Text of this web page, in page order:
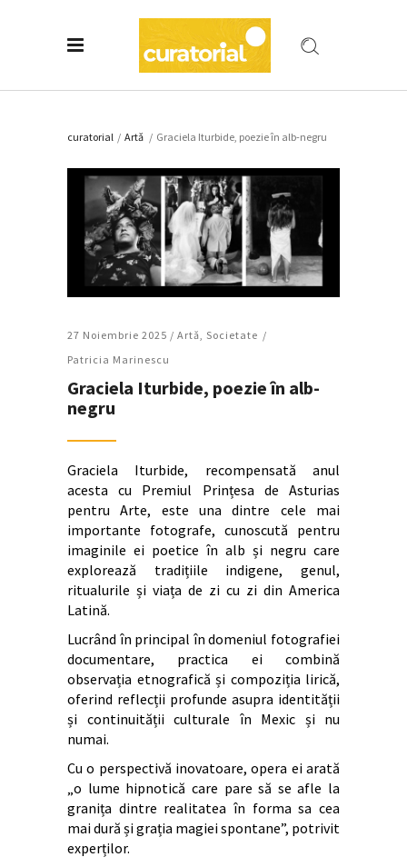
curatorial / Artǎ / Graciela Iturbide, poezie în alb-negru
27 Noiembrie 2025 / Artǎ, Societate
Patricia Marinescu
Graciela Iturbide, poezie în alb-
negru
Graciela Iturbide, recompensată anul
acesta cu Premiul Prințesa de Asturias
pentru Arte, este una dintre cele mai
importante fotografe, cunoscută pentru
imaginile ei poetice în alb și negru care
explorează tradițiile indigene, genul,
ritualurile și viața de zi cu zi din America
Latină.
Lucrând în principal în domeniul fotografiei
documentare, practica ei combină
observația etnografică și compoziția lirică,
oferind reflecții profunde asupra identității
și continuității culturale în Mexic și nu
numai.
Cu o perspectivă inovatoare, opera ei arată
„o lume hipnotică care pare să se afle la
granița dintre realitatea în forma sa cea
mai dură și grația magiei spontane”, potrivit
experților.